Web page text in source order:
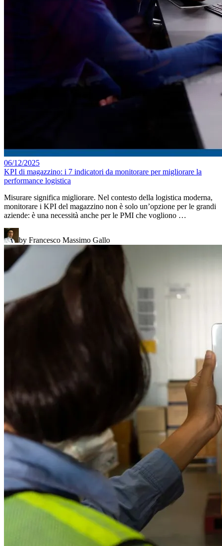
06/12/2025
KPI di magazzino: i 7 indicatori da monitorare per migliorare la
performance logistica
Misurare significa migliorare. Nel contesto della logistica moderna,
monitorare i KPI del magazzino non è solo un’opzione per le grandi
aziende: è una necessità anche per le PMI che vogliono …
by Francesco Massimo Gallo